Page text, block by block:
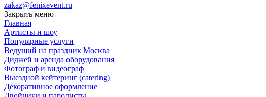
zakaz@fenixevent.ru
Закрыть меню
Главная
Артисты и шоу
Популярные услуги
Ведущий на праздник Москва
Диджей и аренда оборудования
Фотограф и видеограф
Выездной кейтеринг (catering)
Декоративное оформление